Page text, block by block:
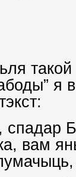
такой
я
спадар
вам